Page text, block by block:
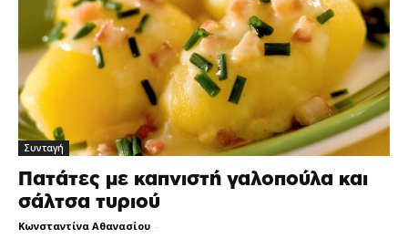
Συνταγή
Πατάτες με καπνιστή γαλοπούλα και
σάλτσα τυριού
Κωνσταντίνα Αθανασίου -